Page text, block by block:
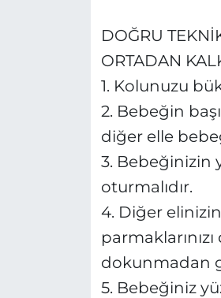
DOĞRU
ORTADAN
1. Kolunuzu
2. Bebeğin
diğer elle
3. Bebeğinizin
oturmalıdır.
4. Diğer
dokunmadan
5. Bebeğiniz